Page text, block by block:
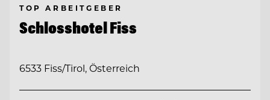
TOP ARBEITGEBER
Schlosshotel Fiss
6533 Fiss/Tirol, Österreich